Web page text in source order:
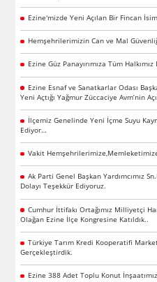
Ezine'mizde Yeni Açılan Bir Fincan
Hemşehrilerimizin Can ve Mal
Ezine Güz Panayırımıza Tüm
Ezine Esnaf ve Sanatkarlar Odası
Yeni Açtığı Yağmur Züccaciye Avm’nin
İlçemiz Genelinde Yeni İçme Suyu
Ediyor…
Vakit
Ak Parti Genel Başkan Yardımcımız
Dolayı Teşekkür Ediyoruz.
Cumhur İttifakı Ortağımız Milliyetçi
Olağan Ezine İlçe Kongresine Katıldık..
Türkiye Tarım Kredi Kooperatifi Market
Gerçekleştirdik.
Ezine 388 Adet Toplu Konut